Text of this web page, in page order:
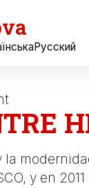
Русский
la
y en